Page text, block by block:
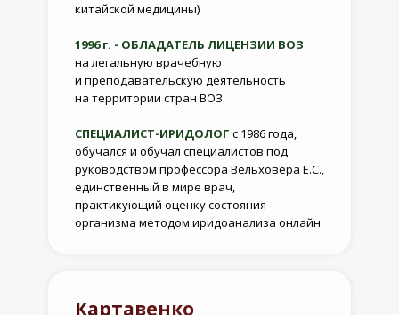
китайской медицины)
1996 г. - ОБЛАДАТЕЛЬ ЛИЦЕНЗИИ ВОЗ
на легальную врачебную
и преподавательскую деятельность
на территории стран ВОЗ
СПЕЦИАЛИСТ-ИРИДОЛОГ с 1986 года,
обучался и обучал специалистов под
руководством профессора Вельховера Е.С.,
единственный в мире врач,
практикующий оценку состояния
организма методом иридоанализа онлайн
Картавенко